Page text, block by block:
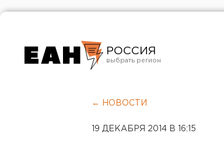
РОССИЯ
Челябинск
← НОВОСТИ
19 ДЕКАБРЯ 2014 В 16:15